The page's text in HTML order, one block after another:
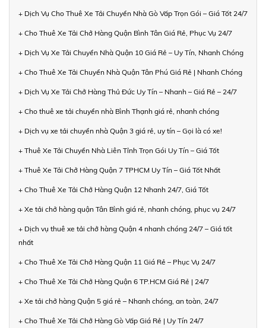
+ Dịch Vụ Cho Thuê Xe Tải Chuyển Nhà Gò Vấp Trọn Gói – Giá Tốt 24/7
+ Cho Thuê Xe Tải Chở Hàng Quận Bình Tân Giá Rẻ, Phục Vụ 24/7
+ Dịch Vụ Xe Tải Chuyển Nhà Quận 10 Giá Rẻ – Uy Tín, Nhanh Chóng
+ Cho Thuê Xe Tải Chuyển Nhà Quận Tân Phú Giá Rẻ | Nhanh Chóng
+ Dịch Vụ Xe Tải Chở Hàng Thủ Đức Uy Tín – Nhanh – Giá Rẻ – 24/7
+ Cho thuê xe tải chuyển nhà Bình Thạnh giá rẻ, nhanh chóng
+ Dịch vụ xe tải chuyển nhà Quận 3 giá rẻ, uy tín – Gọi là có xe!
+ Thuê Xe Tải Chuyển Nhà Liên Tỉnh Trọn Gói Uy Tín – Giá Tốt
+ Thuê Xe Tải Chở Hàng Quận 7 TPHCM Uy Tín – Giá Tốt Nhất
+ Cho Thuê Xe Tải Chở Hàng Quận 12 Nhanh 24/7, Giá Tốt
+ Xe tải chở hàng quận Tân Bình giá rẻ, nhanh chóng, phục vụ 24/7
+ Dịch vụ thuê xe tải chở hàng Quận 4 nhanh chóng 24/7 – Giá tốt
nhất
+ Cho Thuê Xe Tải Chở Hàng Quận 11 Giá Rẻ – Phục Vụ 24/7
+ Cho Thuê Xe Tải Chở Hàng Quận 6 TP.HCM Giá Rẻ | 24/7
+ Xe tải chở hàng Quận 5 giá rẻ – Nhanh chóng, an toàn, 24/7
+ Cho Thuê Xe Tải Chở Hàng Gò Vấp Giá Rẻ | Uy Tín 24/7